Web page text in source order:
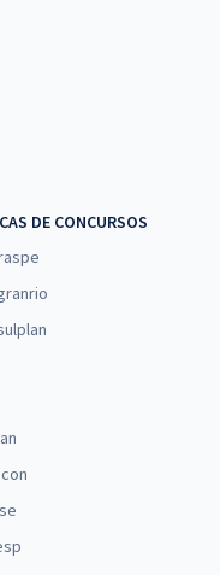
DE CONCURSOS